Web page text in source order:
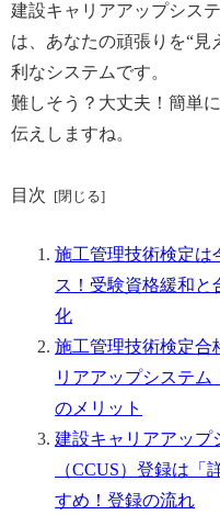
建設キャリアアップシステ
は、あなたの頑張りを“見
利なシステムです。
難しそう？大丈夫！簡単
伝えしますね。
目次
施工管理技術検定は
ス！受験資格緩和と
化
施工管理技術検定合
リアアップシステム
のメリット
建設キャリアアップ
（CCUS）登録は「
すめ！登録の流れ